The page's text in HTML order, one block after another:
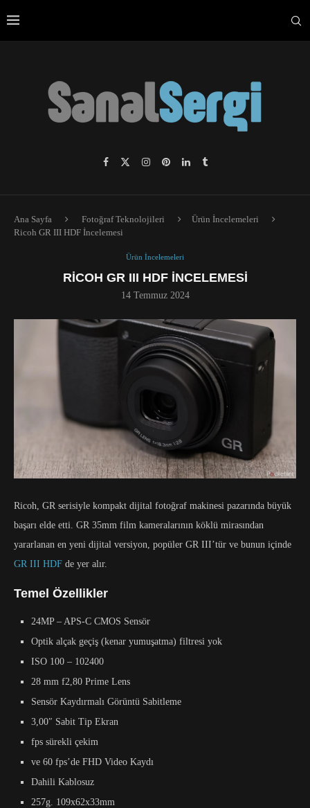
Ana Sayfa Fotoğraf Teknolojileri
Ürün İncelemeleri
Ricoh GR III HDF İncelemesi
Ürün İncelemeleri
RICOH GR III HDF İNCELEMESI
14 Temmuz 2024
Ricoh, GR serisiyle kompakt dijital fotoğraf makinesi pazarında büyük
başarı elde etti. GR 35mm film kameralarının köklü mirasından
yararlanan en yeni dijital versiyon, popüler GR III’tür ve bunun içinde
GR III HDF de yer alır.
Temel Özellikler
24MP – APS-C CMOS Sensör
Optik alçak geçiş (kenar yumuşatma) filtresi yok
ISO 100 – 102400
28 mm f2,80 Prime Lens
Sensör Kaydırmalı Görüntü Sabitleme
3,00″ Sabit Tip Ekran
fps sürekli çekim
ve 60 fps’de FHD Video Kaydı
Dahili Kablosuz
257g. 109x62x33mm